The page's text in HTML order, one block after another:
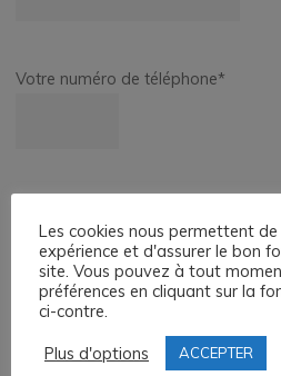
Votre numéro de téléphone*
Cliquez ci-dessous pour choisir
Choisissez le sujet de votre prise de
Les cookies nous permettent
expérience et d'assurer le bon
site. Vous pouvez à tout
préférences en cliquant sur la
ci-contre.
Plus d'options
ACCEPTER